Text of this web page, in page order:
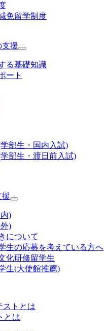
免留学制度
援
る基礎知識
ート
部生・国内入試)
部生・渡日前入試)
援
)
)
について
生の応募を考えている方へ
化研修留学生
生(大使館推薦)
ストとは
とは